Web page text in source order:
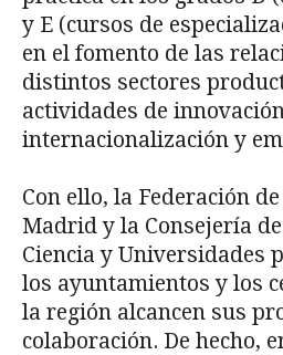
y E (cursos de
en el fomento de las
distintos sectores
actividades de
internacionalización y
Con ello, la Federación
Madrid y la Consejería
Ciencia y Universidades
los ayuntamientos y los
la región alcancen sus
colaboración. De hecho,